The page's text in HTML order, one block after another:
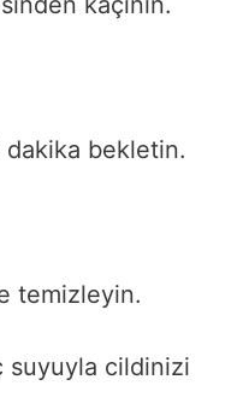
bekletin.
temizleyin.
suyuyla cildinizi